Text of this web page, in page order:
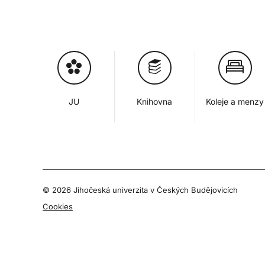
JU Knihovna Koleje a menzy
© 2026 Jihočeská univerzita v Českých Budějovicích
Cookies